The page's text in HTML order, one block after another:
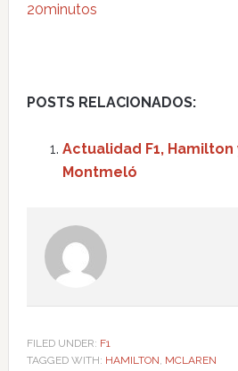
20minutos
POSTS RELACIONADOS:
Actualidad F1,
Montmeló
FILED UNDER: F1
TAGGED WITH: HAMILTON, MCLAREN